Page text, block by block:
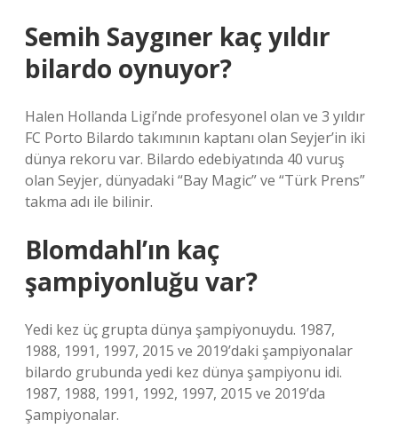
Semih Saygıner kaç yıldır
bilardo oynuyor?
Halen Hollanda Ligi’nde profesyonel olan ve 3 yıldır
FC Porto Bilardo takımının kaptanı olan Seyjer’in iki
dünya rekoru var. Bilardo edebiyatında 40 vuruş
olan Seyjer, dünyadaki “Bay Magic” ve “Türk Prens”
takma adı ile bilinir.
Blomdahl’ın kaç
şampiyonluğu var?
Yedi kez üç grupta dünya şampiyonuydu. 1987,
1988, 1991, 1997, 2015 ve 2019’daki şampiyonalar
bilardo grubunda yedi kez dünya şampiyonu idi.
1987, 1988, 1991, 1992, 1997, 2015 ve 2019’da
Şampiyonalar.